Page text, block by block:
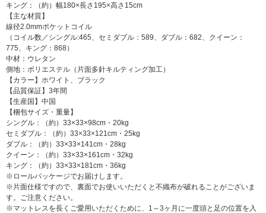
キング：（約）幅180×長さ195×高さ15cm
【主な材質】
線径2.0mmポケットコイル
（コイル数／シングル:465、セミダブル：589、ダブル：682、クイーン：
775、キング：868）
中材：ウレタン
側地：ポリエステル（片面多針キルティング加工）
【カラー】ホワイト、ブラック
【品質保証】3年間
【生産国】中国
【梱包サイズ・重量】
シングル：（約）33×33×98cm・20kg
セミダブル：（約）33×33×121cm・25kg
ダブル：（約）33×33×141cm・28kg
クイーン：（約）33×33×161cm・32kg
キング：（約）33×33×181cm・36kg
※ロールパッケージでお届けします。
※片面仕様ですので、裏面でお使いいただくと不織布が破れることがございま
す。ご注意ください。
※マットレスを長くご愛用いただくために、1～3ヶ月に一度頭と足の位置を入